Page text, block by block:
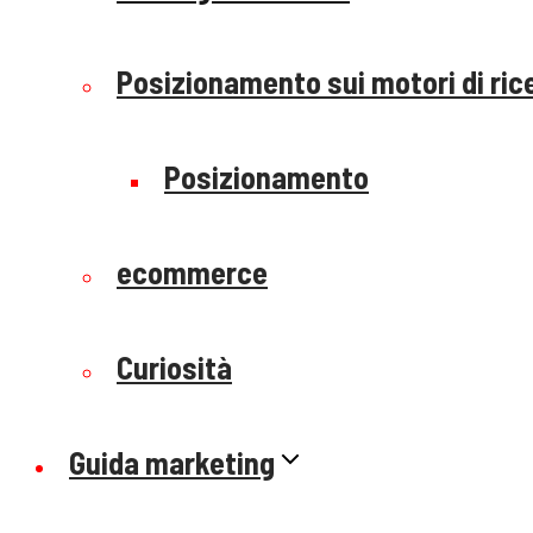
Posizionamento sui motori di
Posizionamento
ecommerce
Curiosità
Guida marketing